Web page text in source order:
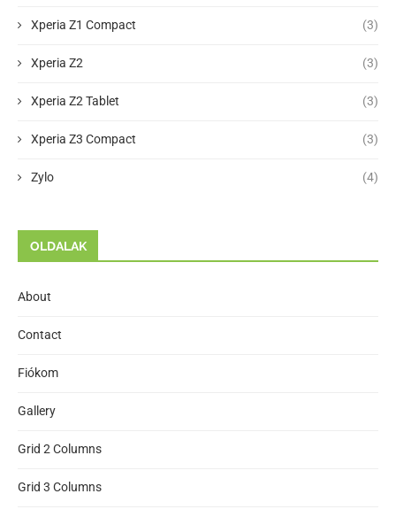
Xperia Z1 Compact (3)
Xperia Z2 (3)
Xperia Z2 Tablet (3)
Xperia Z3 Compact (3)
Zylo (4)
OLDALAK
About
Contact
Fiókom
Gallery
Grid 2 Columns
Grid 3 Columns